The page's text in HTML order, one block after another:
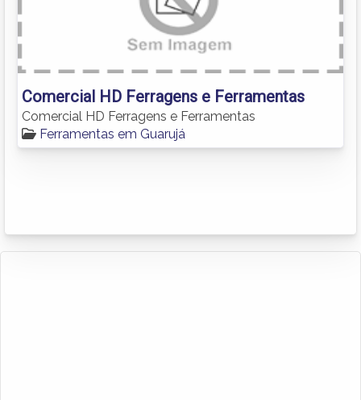
Comercial HD Ferragens e Ferramentas
Comercial HD Ferragens e Ferramentas
Ferramentas em Guarujá